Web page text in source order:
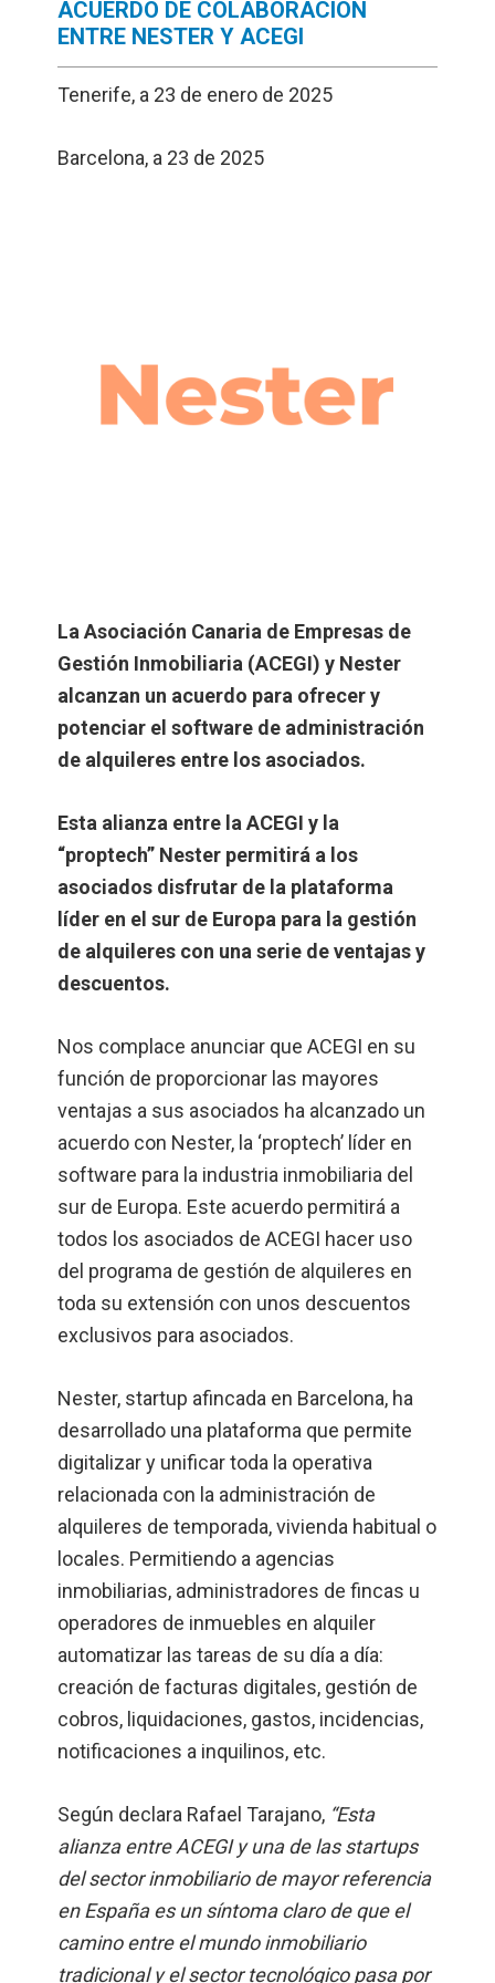
ACUERDO DE COLABORACIÓN
ENTRE NESTER Y ACEGI
Tenerife, a 23 de enero de 2025
Barcelona, a 23 de 2025
La Asociación Canaria de Empresas de
Gestión Inmobiliaria (ACEGI) y Nester
alcanzan un acuerdo para ofrecer y
potenciar el software de administración
de alquileres entre los asociados.
Esta alianza entre la ACEGI y la
“proptech” Nester permitirá a los
asociados disfrutar de la plataforma
líder en el sur de Europa para la gestión
de alquileres con una serie de ventajas y
descuentos.
Nos complace anunciar que ACEGI en su
función de proporcionar las mayores
ventajas a sus asociados ha alcanzado un
acuerdo con Nester, la ‘proptech’ líder en
software para la industria inmobiliaria del
sur de Europa. Este acuerdo permitirá a
todos los asociados de ACEGI hacer uso
del programa de gestión de alquileres en
toda su extensión con unos descuentos
exclusivos para asociados.
Nester, startup afincada en Barcelona, ha
desarrollado una plataforma que permite
digitalizar y unificar toda la operativa
relacionada con la administración de
alquileres de temporada, vivienda habitual o
locales. Permitiendo a agencias
inmobiliarias, administradores de fincas u
operadores de inmuebles en alquiler
automatizar las tareas de su día a día:
creación de facturas digitales, gestión de
cobros, liquidaciones, gastos, incidencias,
notificaciones a inquilinos, etc.
Según declara Rafael Tarajano, “Esta
alianza entre ACEGI y una de las startups
del sector inmobiliario de mayor referencia
en España es un síntoma claro de que el
camino entre el mundo inmobiliario
tradicional y el sector tecnológico pasa por